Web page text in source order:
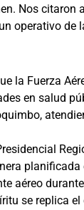
Nos
de
la Fuerza
en salud
aéreo
se replica